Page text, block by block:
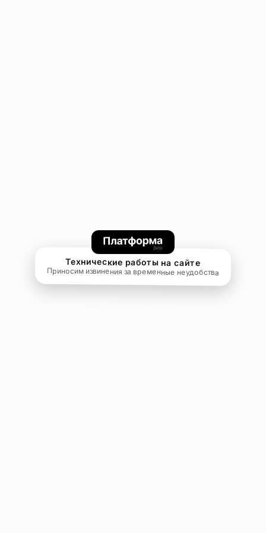
Технические работы на сайте
Приносим извинения за временные неудобства